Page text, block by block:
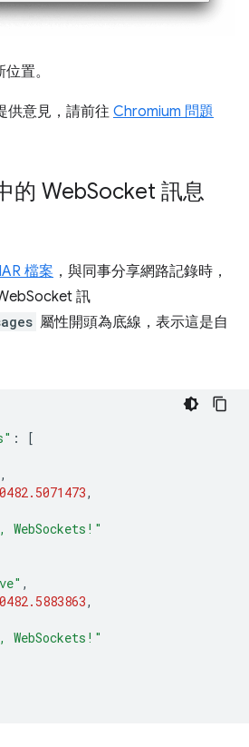
置。
供意見，請前往 Chromium 問題
的 WebSocket 訊息
檔案 ，與同事分享網路記錄時，
訊
屬性開頭為底線，表示這是自
:
[
,
,
WebSockets!"
,
,
WebSockets!"